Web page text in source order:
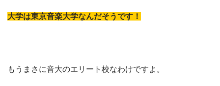
大学は東京音楽大学なんだそうです！
もうまさに音大のエリート校なわけですよ。